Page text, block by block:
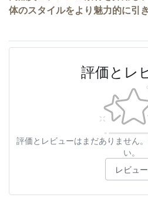
体のスタイルをより魅力的に引
評価とレ
評価とレビューはまだありません
い。
レビュー